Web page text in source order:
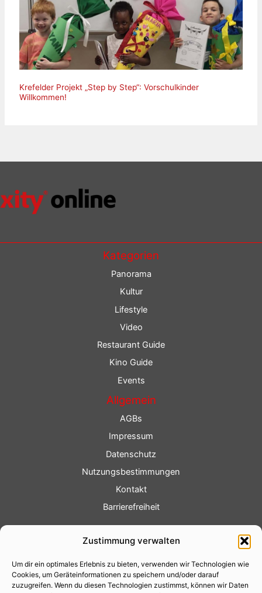
Zustimmung verwalten
Um dir ein optimales Erlebnis zu bieten, verwenden wir Technologien wie
Cookies, um Geräteinformationen zu speichern und/oder darauf
zuzugreifen. Wenn du diesen Technologien zustimmst, können wir Daten
Krefelder Projekt „Step by Step“: Vorschulkinder
Willkommen!
Kategorien
Panorama
Kultur
Lifestyle
Video
Restaurant Guide
Kino Guide
Events
Allgemein
AGBs
Impressum
Datenschutz
Nutzungsbestimmungen
Kontakt
Barrierefreiheit
Fotoservice
Videoservice
Werbung